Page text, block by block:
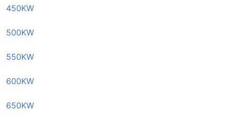
450KW
500KW
550KW
600KW
650KW